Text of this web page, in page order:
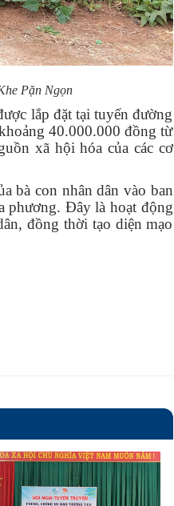
Pặn Ngọn
lắp đặt tại tuyến đường
40.000.000 đồng từ
xã hội hóa của các cơ
bà con nhân dân vào ban
phương. Đây là hoạt động
đồng thời tạo diện mạo